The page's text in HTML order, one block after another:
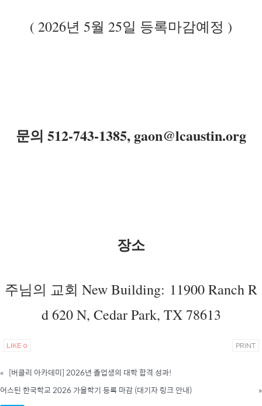
( 2026년 5월 25일 등록마감예정 )
문의 512-743-1385, gaon@lcaustin.org
장소
주님의 교회 New Building: 11900 Ranch R
d 620 N, Cedar Park, TX 78613
LIKE 0 PRINT
« [버클리 아카데미] 2026년 졸업생의 대학 합격 성과!
어스틴 한국학교 2026 가을학기 등록 마감 (대기자 링크 안내)
»